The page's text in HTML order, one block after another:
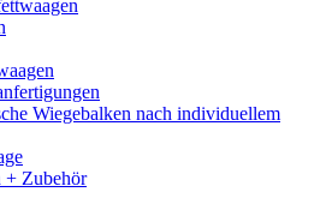
Wiegebalken nach individuellem
+ Zubehör